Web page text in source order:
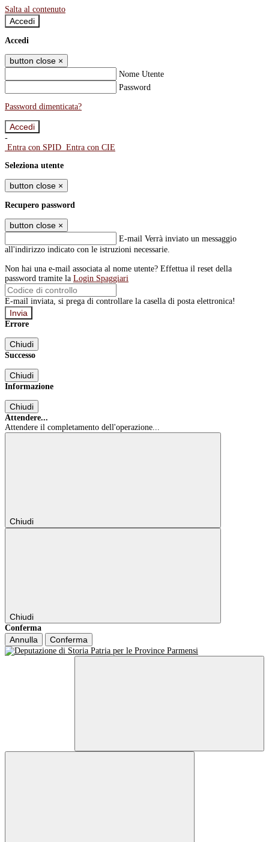
Salta al contenuto
Accedi
Accedi
button close ×
Nome Utente
Password
Password dimenticata?
-
Entra con SPID Entra con CIE
Seleziona utente
button close ×
Recupero password
button close ×
E-mail Verrà inviato un messaggio
all'indirizzo indicato con le istruzioni necessarie.
Non hai una e-mail associata al nome utente? Effettua il reset della
password tramite la Login Spaggiari
E-mail inviata, si prega di controllare la casella di posta elettronica!
Errore
Chiudi
Successo
Chiudi
Informazione
Chiudi
Attendere...
Attendere il completamento dell'operazione...
Chiudi
Chiudi
Conferma
Annulla Conferma